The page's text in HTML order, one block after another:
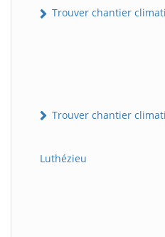
Trouver chantier
Trouver chantier
Luthézieu